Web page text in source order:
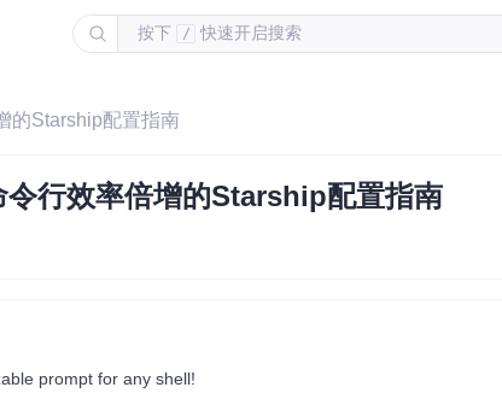
按下 / 快速开启搜索
的Starship配置指南
行效率倍增的Starship配置指南
prompt for any shell!